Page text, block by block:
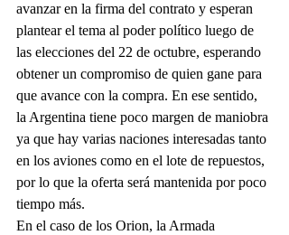
avanzar en la firma del contrato y esperan
plantear el tema al poder político luego de
las elecciones del 22 de octubre, esperando
obtener un compromiso de quien gane para
que avance con la compra. En ese sentido,
la Argentina tiene poco margen de maniobra
ya que hay varias naciones interesadas tanto
en los aviones como en el lote de repuestos,
por lo que la oferta será mantenida por poco
tiempo más.
En el caso de los Orion, la Armada